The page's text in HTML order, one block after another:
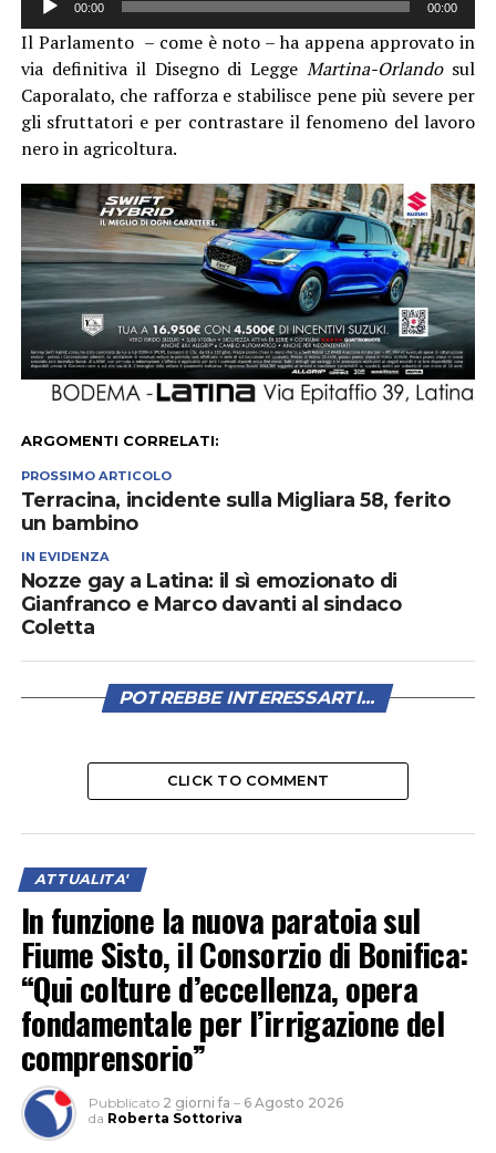
00:00 00:00
Il Parlamento – come è noto – ha appena approvato in
via definitiva il Disegno di LeggeMartina-Orlando sul
Caporalato, che rafforza e stabilisce pene più severe per
gli sfruttatori e per contrastare il fenomeno del lavoro
nero in agricoltura.
ARGOMENTI CORRELATI:
PROSSIMO ARTICOLO
Terracina, incidente sulla Migliara 58, ferito
un bambino
IN EVIDENZA
Nozze gay a Latina: il sì emozionato di
Gianfranco e Marco davanti al sindaco
Coletta
POTREBBE INTERESSARTI...
CLICK TO COMMENT
ATTUALITA'
In funzione la nuova paratoia sul
Fiume Sisto, il Consorzio di Bonifica:
“Qui colture d’eccellenza, opera
fondamentale per l’irrigazione del
comprensorio”
Pubblicato 2 giorni fa – 6 Agosto 2026
da Roberta Sottoriva